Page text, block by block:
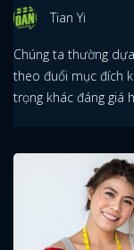
Tian Yi
Chúng ta thường
theo đuổi mục đích
trọng khác đáng giá